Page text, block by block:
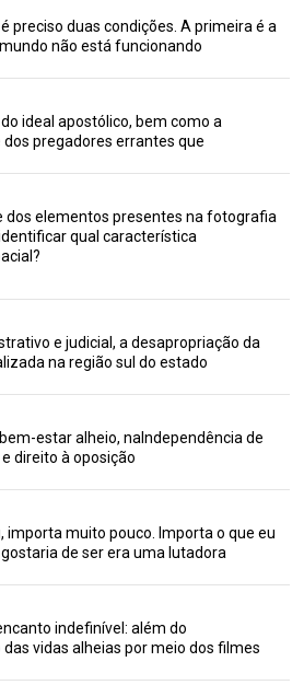
preciso duas condições. A primeira é a
não está funcionando
ideal apostólico, bem como a
pregadores errantes que
dos elementos presentes na fotografia
qual característica
e judicial, a desapropriação da
na região sul do estado
estar alheio, naIndependência de
direito à oposição
importa muito pouco. Importa o que eu
de ser era uma lutadora
indefinível: além do
vidas alheias por meio dos filmes